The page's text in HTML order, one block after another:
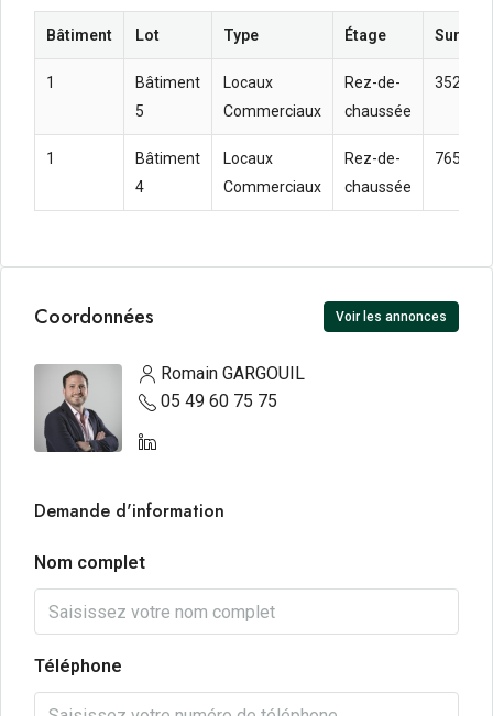
Bâtiment Lot Type Étage Surface
1
Bâtiment
5
Locaux
Commerciaux
Rez-de-
chaussée
352
1
Bâtiment
4
Locaux
Commerciaux
Rez-de-
chaussée
765,81
Coordonnées Voir les annonces
Romain GARGOUIL
05 49 60 75 75
Demande d'information
Nom complet
Téléphone